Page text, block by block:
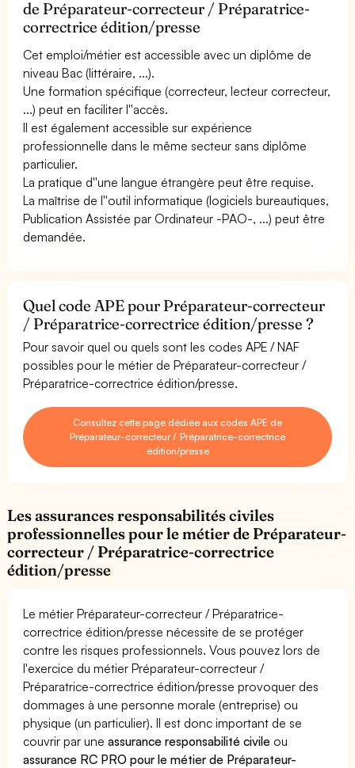
de Préparateur-correcteur / Préparatrice-
correctrice édition/presse
Cet emploi/métier est accessible avec un diplôme de
niveau Bac (littéraire, ...).
Une formation spécifique (correcteur, lecteur correcteur,
...) peut en faciliter l''accès.
Il est également accessible sur expérience
professionnelle dans le même secteur sans diplôme
particulier.
La pratique d''une langue étrangère peut être requise.
La maîtrise de l''outil informatique (logiciels bureautiques,
Publication Assistée par Ordinateur -PAO-, ...) peut être
demandée.
Quel code APE pour Préparateur-correcteur
/ Préparatrice-correctrice édition/presse ?
Pour savoir quel ou quels sont les codes APE / NAF
possibles pour le métier de Préparateur-correcteur /
Préparatrice-correctrice édition/presse.
Consultez cette page dédiée aux codes APE de
Préparateur-correcteur / Préparatrice-correctrice
édition/presse
Les assurances responsabilités civiles
professionnelles pour le métier de Préparateur-
correcteur / Préparatrice-correctrice
édition/presse
Le métier Préparateur-correcteur / Préparatrice-
correctrice édition/presse nécessite de se protéger
contre les risques professionnels. Vous pouvez lors de
l'exercice du métier Préparateur-correcteur /
Préparatrice-correctrice édition/presse provoquer des
dommages à une personne morale (entreprise) ou
physique (un particulier). Il est donc important de se
couvrir par uneassurance responsabilité civile ou
assurance RC PRO pour le métier de Préparateur-